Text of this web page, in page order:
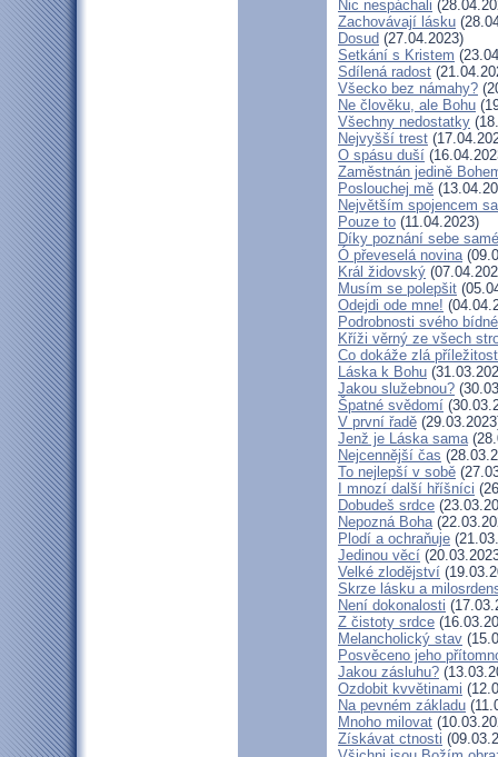
Nic nespáchali
Zachovávají lásku
Dosud (27.04.2023)
Setkání s Kristem
Sdílená radost
Všecko bez námahy?
Ne člověku, ale Bohu
Všechny nedostatky
Nejvyšší trest
O spásu duší
Zaměstnán jedině
Poslouchej mě
Největším spojencem
Pouze to (11.04.2023)
Díky poznání sebe
Ó převeselá novina
Král židovský
Musím se polepšit
Odejdi ode mne!
Podrobnosti svého
Kříži věrný ze všech
Co dokáže zlá příležitost
Láska k Bohu
Jakou služebnou?
Špatné svědomí
V první řadě
Jenž je Láska sama
Nejcennější čas
To nejlepší v sobě
I mnozí další hříšníci
Dobudeš srdce
Nepozná Boha
Plodí a ochraňuje
Jedinou věcí
Velké zlodějství
Skrze lásku a
Není dokonalosti
Z čistoty srdce
Melancholický stav
Posvěceno jeho
Jakou zásluhu?
Ozdobit kvvětinami
Na pevném základu
Mnoho milovat
Získávat ctnosti